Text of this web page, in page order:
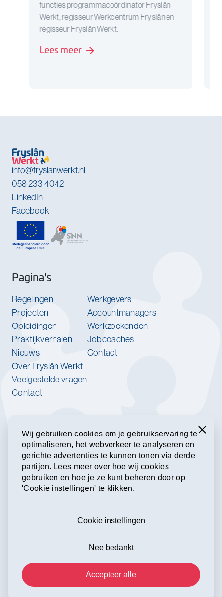
functies programmacoördinator Fryslân
Werkt, regisseur Werkcentrum Fryslân en
regisseur Fryslân Werkt.
Lees meer
info@fryslanwerkt.nl
058 233 4042
LinkedIn
Facebook
Pagina's
Regelingen
Projecten
Opleidingen
Praktijkverhalen
Nieuws
Over Fryslân Werkt
Veelgestelde vragen
Contact
Werkgevers
Accountmanagers
Werkzoekenden
Jobcoaches
Contact
partnerorganisaties?
Meld je aan voor onze nieuwsbrief.
Inschrijven voor de nieuwsbrief
Copyright © 2026 Fryslân Werkt
PrivacyverklaringColofonCookie voorkeuren
Wij gebruiken cookies om je gebruikservaring te
optimaliseren, het webverkeer te analyseren en
gerichte advertenties te kunnen tonen via derde
partijen. Lees meer over hoe wij cookies
gebruiken en hoe je ze kunt beheren door op
'Cookie instellingen' te klikken.
Sluiten
Cookie instellingen
Nee bedankt
Accepteer alle